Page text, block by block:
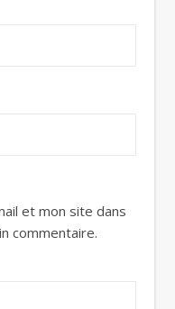
et mon site dans
commentaire.